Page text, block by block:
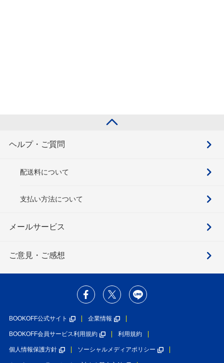
ヘルプ・ご質問
配送料について
支払い方法について
メールサービス
ご意見・ご感想
BOOKOFF公式サイト 企業情報
BOOKOFF会員サービス利用規約 利用規約
個人情報保護方針 ソーシャルメディアポリシー